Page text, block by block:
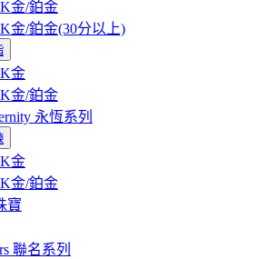
金/鉑金
金/鉑金(30分以上)
金
金/鉑金
永恆系列
金
金/鉑金
寶
聯名系列